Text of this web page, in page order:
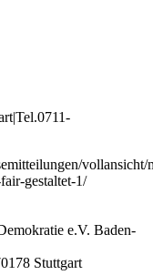
|Tel.0711-
vollansicht/
gestaltet-1/
e.V. Baden-
Stuttgart